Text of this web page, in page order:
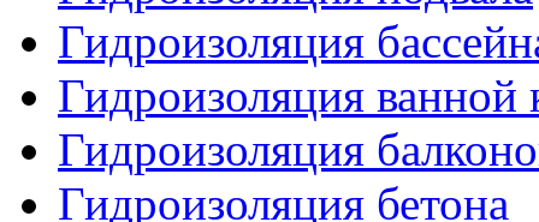
Гидроизоляция
Гидроизоляция ванной
Гидроизоляция
Гидроизоляция бетона